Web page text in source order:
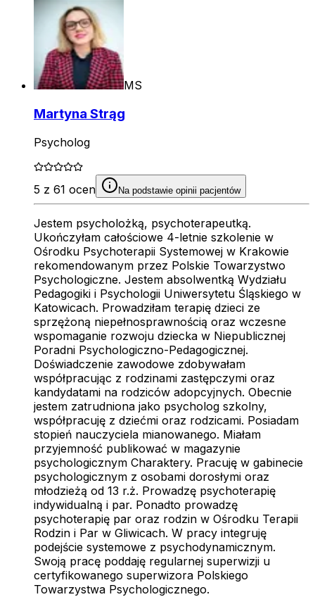
MS
Martyna Strąg
Psycholog
5 z 61 ocen Na podstawie opinii pacjentów
Jestem psycholożką, psychoterapeutką.
Ukończyłam całościowe 4-letnie szkolenie w
Ośrodku Psychoterapii Systemowej w Krakowie
rekomendowanym przez Polskie Towarzystwo
Psychologiczne. Jestem absolwentką Wydziału
Pedagogiki i Psychologii Uniwersytetu Śląskiego w
Katowicach. Prowadziłam terapię dzieci ze
sprzężoną niepełnosprawnością oraz wczesne
wspomaganie rozwoju dziecka w Niepublicznej
Poradni Psychologiczno-Pedagogicznej.
Doświadczenie zawodowe zdobywałam
współpracując z rodzinami zastępczymi oraz
kandydatami na rodziców adopcyjnych. Obecnie
jestem zatrudniona jako psycholog szkolny,
współpracuję z dziećmi oraz rodzicami. Posiadam
stopień nauczyciela mianowanego. Miałam
przyjemność publikować w magazynie
psychologicznym Charaktery. Pracuję w gabinecie
psychologicznym z osobami dorosłymi oraz
młodzieżą od 13 r.ż. Prowadzę psychoterapię
indywidualną i par. Ponadto prowadzę
psychoterapię par oraz rodzin w Ośrodku Terapii
Rodzin i Par w Gliwicach. W pracy integruję
podejście systemowe z psychodynamicznym.
Swoją pracę poddaję regularnej superwizji u
certyfikowanego superwizora Polskiego
Towarzystwa Psychologicznego.